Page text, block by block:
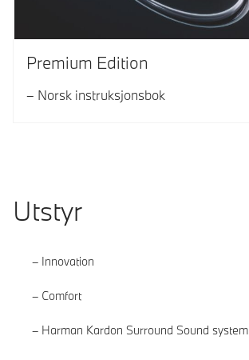
Premium Edition
Norsk instruksjonsbok
Utstyr
Innovation
Comfort
Harman Kardon Surround Sound system